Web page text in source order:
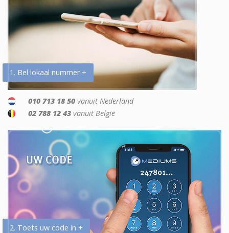
1. Bel lokaal nummer +
010 713 18 50 vanuit Nederland
02 788 12 43 vanuit België
2. Toets uw code in +